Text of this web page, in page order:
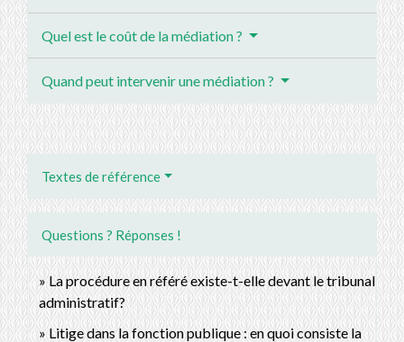
Quel est le coût de la médiation ?
Quand peut intervenir une médiation ?
Textes de référence
Questions ? Réponses !
La procédure en référé existe-t-elle devant le tribunal
administratif?
Litige dans la fonction publique : en quoi consiste la